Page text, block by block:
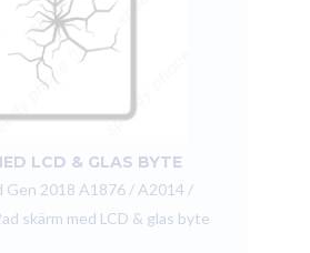
LCD & GLAS BYTE
Gen 2018 A1876 / A2014 /
skärm med LCD & glas byte